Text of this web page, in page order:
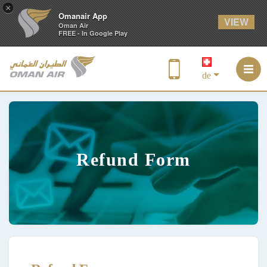
×
Omanair App
Oman Air
FREE - In Google Play
VIEW
de
Refund Form